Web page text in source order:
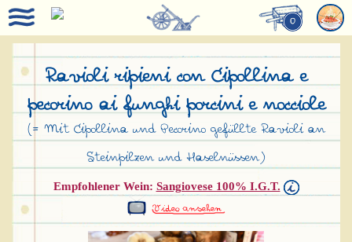
0
Ravioli ripieni con Cipollina e
pecorino ai funghi porcini e nocciole
(= Mit Cipollina und Pecorino gefüllte Ravioli an
Steinpilzen und Haselnüssen)
Empfohlener Wein: Sangiovese 100% I.G.T.